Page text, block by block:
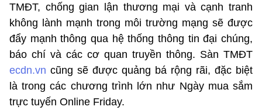
TMĐT, chống gian lận thương mại và cạnh tranh
không lành mạnh trong môi trường mạng sẽ được
đẩy mạnh thông qua hệ thống thông tin đại chúng,
báo chí và các cơ quan truyền thông. Sàn TMĐT
ecdn.vn cũng sẽ được quảng bá rộng rãi, đặc biệt
là trong các chương trình lớn như Ngày mua sắm
trực tuyến Online Friday.